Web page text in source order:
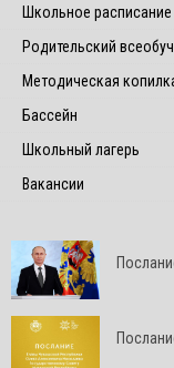
Школьное расписание
Родительский всеобуч
Методическая
Бассейн
Школьный лагерь
Вакансии